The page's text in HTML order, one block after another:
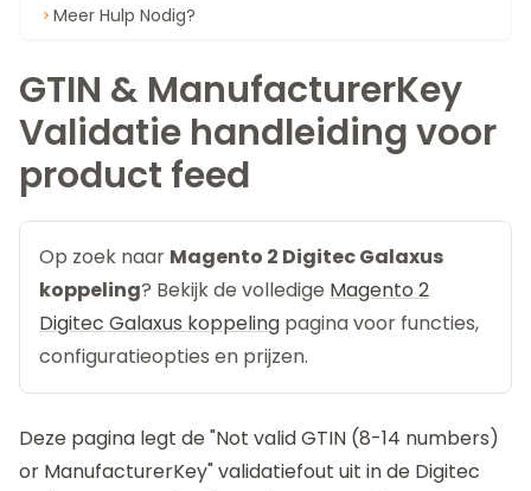
Meer Hulp Nodig?
GTIN & ManufacturerKey
Validatie handleiding voor
product feed
Op zoek naar Magento 2 Digitec Galaxus
koppeling? Bekijk de volledige Magento 2
Digitec Galaxus koppeling pagina voor functies,
configuratieopties en prijzen.
Deze pagina legt de "Not valid GTIN (8-14 numbers)
or ManufacturerKey" validatiefout uit in de Digitec